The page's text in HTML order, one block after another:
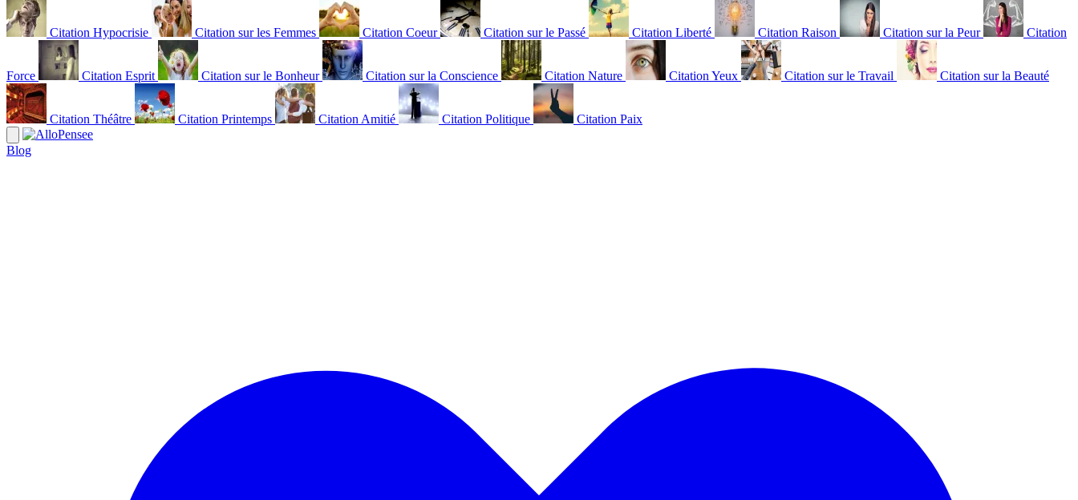
Citation Hypocrisie Citation sur les Femmes Citation Coeur Citation sur le Passé Citation Liberté Citation Raison Citation sur la Peur Citation
Force Citation Esprit Citation sur le Bonheur Citation sur la Conscience Citation Nature Citation Yeux Citation sur le Travail Citation sur la Beauté
Citation Théâtre Citation Printemps Citation Amitié Citation Politique Citation Paix
Blog